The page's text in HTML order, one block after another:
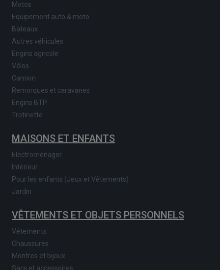
Motos
Equipement auto & moto
Bateaux
Autres véhicules
Engins agricole
Vélos
Camion
Remorques et caravanes
Engins BTP
Trotinette
MAISONS ET ENFANTS
Electroménager
Intérieur
Pour les enfants (Jeux et Vêtements)
Jardin
VÊTEMENTS ET OBJETS PERSONNELS
Vêtements
Chaussures
Montres et bijoux
Sacs et accessoires